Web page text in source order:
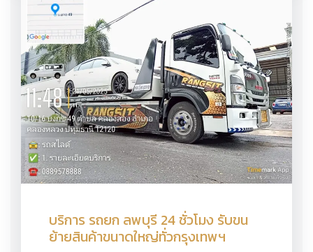
บริการ รถยก ลพบุรี 24 ชั่วโมง รับขน
ย้ายสินค้าขนาดใหญ่ทั่วกรุงเทพฯ